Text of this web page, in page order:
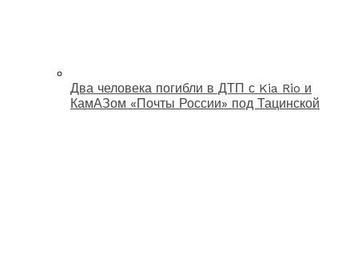
Два человека погибли в ДТП с Kia Rio и
КамАЗом «Почты России» под Тацинской